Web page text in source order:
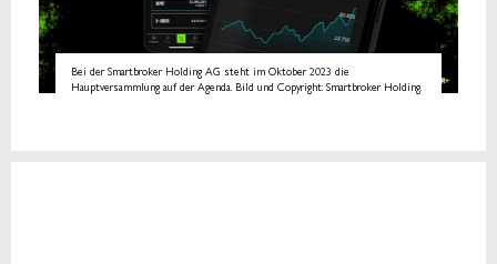
Bei der Smartbroker Holding AG steht im Oktober 2023 die
Hauptversammlung auf der Agenda. Bild und Copyright: Smartbroker Holding.